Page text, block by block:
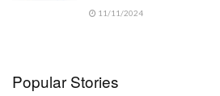
11/11/2024
Popular Stories